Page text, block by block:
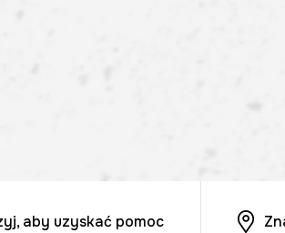
aby uzyskać pomoc